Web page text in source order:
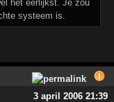
het eerlijkst. Je zou
systeem is.
3 april 2006 21:39